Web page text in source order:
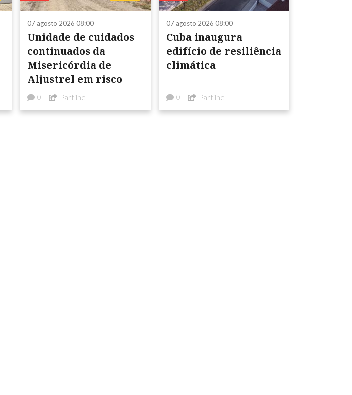
07 agosto 2026 08:00
Unidade de cuidados
continuados da
Misericórdia de
Aljustrel em risco
0 Partilhe
07 agosto 2026 08:00
Cuba inaugura
edifício de resiliência
climática
0 Partilhe